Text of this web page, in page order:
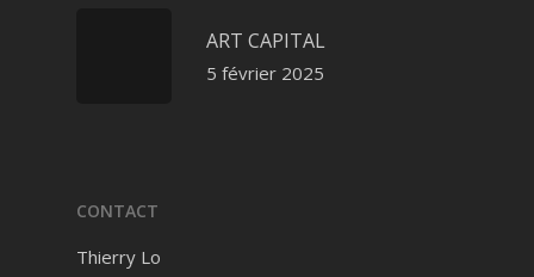
ART CAPITAL
5 février 2025
CONTACT
Thierry Lo